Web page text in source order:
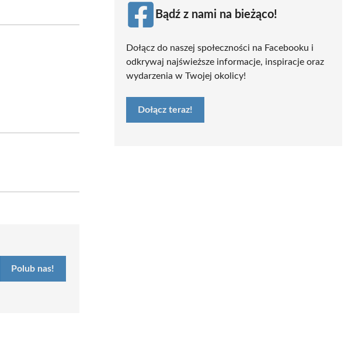
Polub nas!
Bądź z nami na bieżąco!
Dołącz do naszej społeczności na Facebooku i
odkrywaj najświeższe informacje, inspiracje oraz
wydarzenia w Twojej okolicy!
Dołącz teraz!